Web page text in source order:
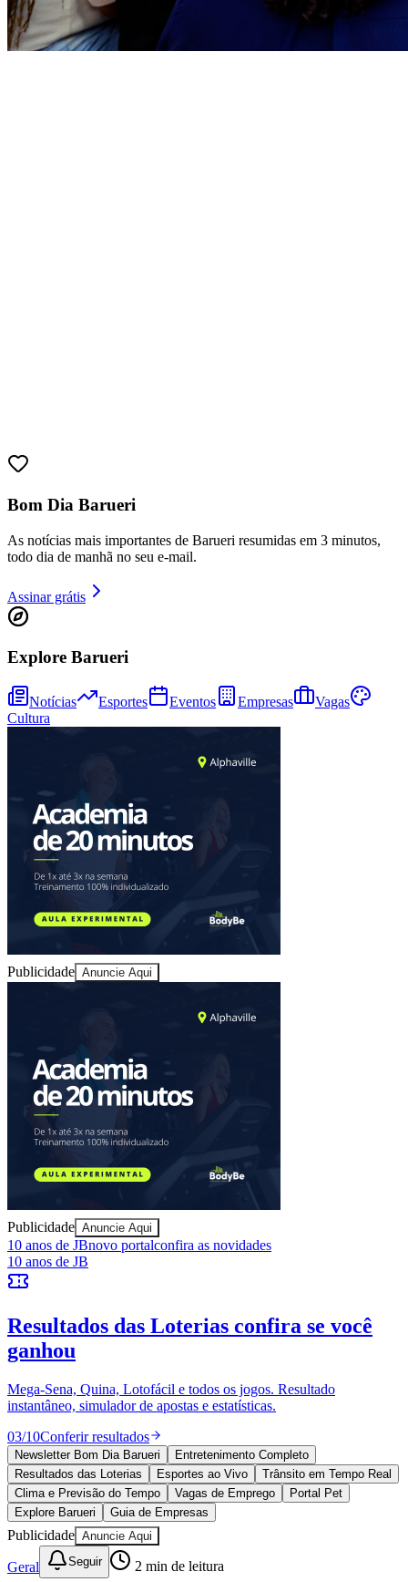
Juventude
Bom Dia Barueri
As notícias mais importantes de Barueri resumidas em 3 minutos,
todo dia de manhã no seu e-mail.
Assinar grátis
Explore Barueri
Notícias Esportes Eventos Empresas
Vagas
Cultura
Publicidade Anuncie Aqui
Publicidade Anuncie Aqui